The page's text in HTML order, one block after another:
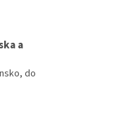
a
do